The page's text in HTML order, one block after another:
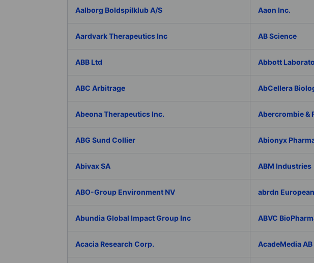
Aalborg Boldspilklub A/S Aaon Inc.
Aardvark Therapeutics Inc AB Science
ABB Ltd Abbott
ABC Arbitrage AbCellera
Abeona Therapeutics Inc. Abercrombie &
ABG Sund Collier Abionyx
Abivax SA ABM Industries
ABO-Group Environment NV abrdn
Abundia Global Impact Group Inc ABVC
Acacia Research Corp. AcadeMedia AB